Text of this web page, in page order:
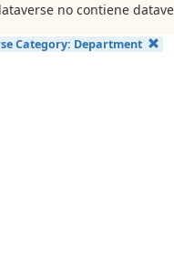
no contiene
Category: Department